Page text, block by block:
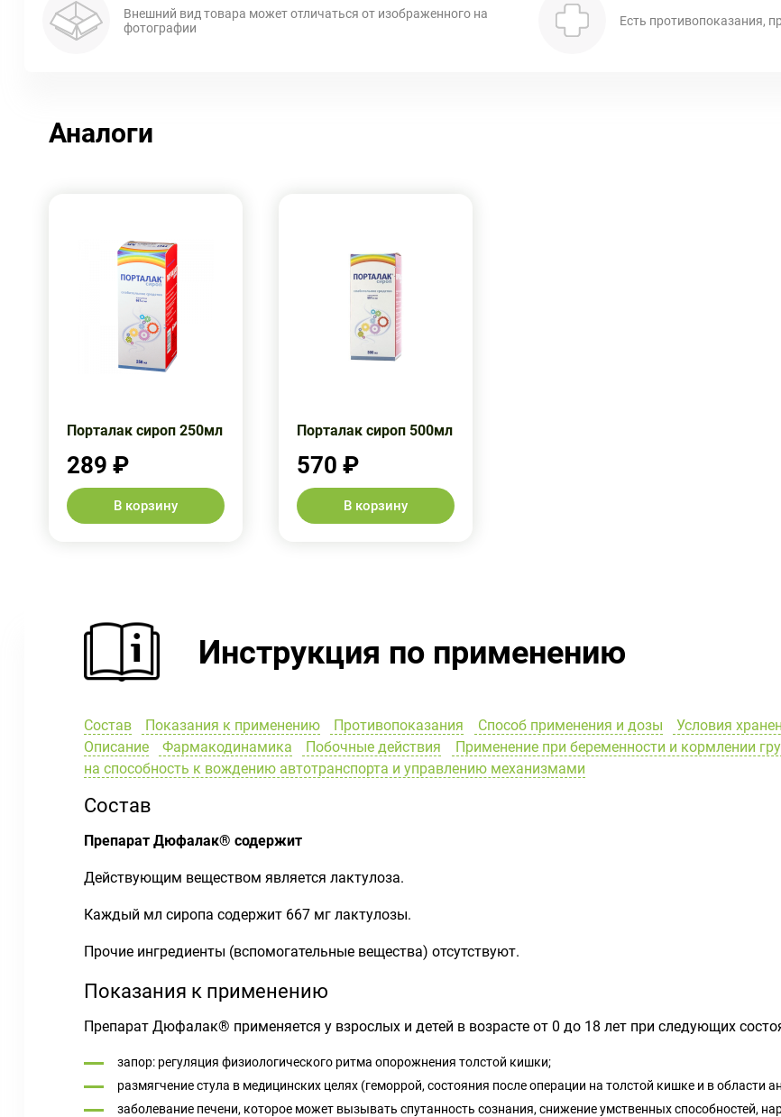
Внешний вид товара может отличаться от изображенного на
фотографии
Есть противопоказания,
Аналоги
Порталак сироп 250мл
289 ₽
В корзину
Порталак сироп 500мл
570 ₽
В корзину
Инструкция по применению
Состав Показания к применению Противопоказания Способ применения и дозы Условия
Описание
Фармакодинамика Побочные действия Применение при беременности и кормлении
на способность к вождению автотранспорта и управлению механизмами
Состав
Препарат Дюфалак® содержит
Действующим веществом является лактулоза.
Каждый мл сиропа содержит 667 мг лактулозы.
Прочие ингредиенты (вспомогательные вещества) отсутствуют.
Показания к применению
Препарат Дюфалак® применяется у взрослых и детей в возрасте от 0 до 18 лет при следующих
запор: регуляция физиологического ритма опорожнения толстой кишки;
размягчение стула в медицинских целях (геморрой, состояния после операции на толстой кишке и в области
заболевание печени, которое может вызывать спутанность сознания, снижение умственных способностей,